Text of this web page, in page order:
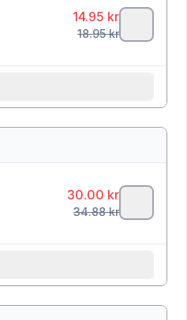
14.95 kr
18.95kr
30.00 kr
34.88kr